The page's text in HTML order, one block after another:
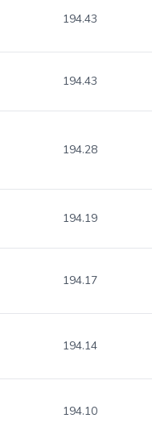
194.43
194.43
194.28
194.19
194.17
194.14
194.10